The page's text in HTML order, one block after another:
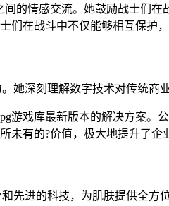
的情感交流。她鼓励战士们
在战斗中不仅能够相互保护
她深刻理解数字技术对传统商
游戏库最新版本的解决方案
有的?价值，极大地提升了企
先进的科技，为肌肤提供全